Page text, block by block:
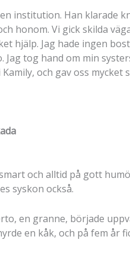
institution. Han klarade
honom. Vi gick skilda
hjälp. Jag hade ingen
Jag tog hand om min
och gav oss
och alltid på gott
syskon också.
en granne, började
en kåk, och på fem år